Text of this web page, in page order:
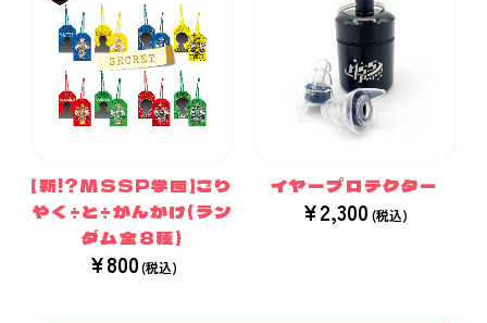
【新!?MSSP学園】ごり
やく÷と÷がんかけ(ラン
ダム全８種)
¥800
イヤープロテクター
¥2,300